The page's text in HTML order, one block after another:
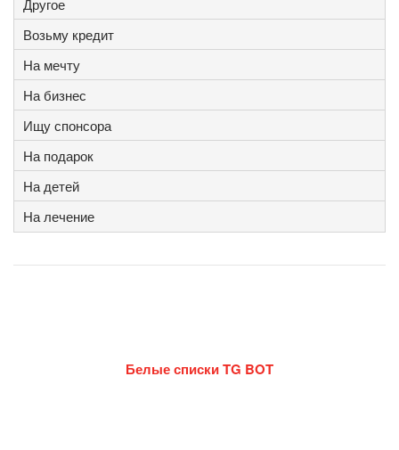
Возьму кредит
На мечту
На бизнес
Ищу спонсора
На подарок
На детей
На лечение
Белые списки TG BOT